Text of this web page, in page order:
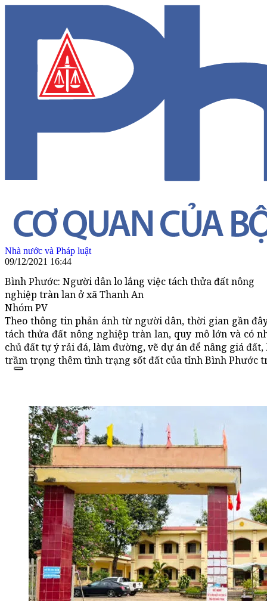
Nhà nước và Pháp luật
09/12/2021 16:44
Bình Phước: Người dân lo lắng việc tách thửa đất nông
nghiệp tràn lan ở xã Thanh An
Nhóm PV
Theo thông tin phản ánh từ người dân, thời gian gần
tách thửa đất nông nghiệp tràn lan, quy mô lớn và có
chủ đất tự ý rải đá, làm đường, vẽ dự án để nâng giá
trầm trọng thêm tình trạng sốt đất của tỉnh Bình Phước